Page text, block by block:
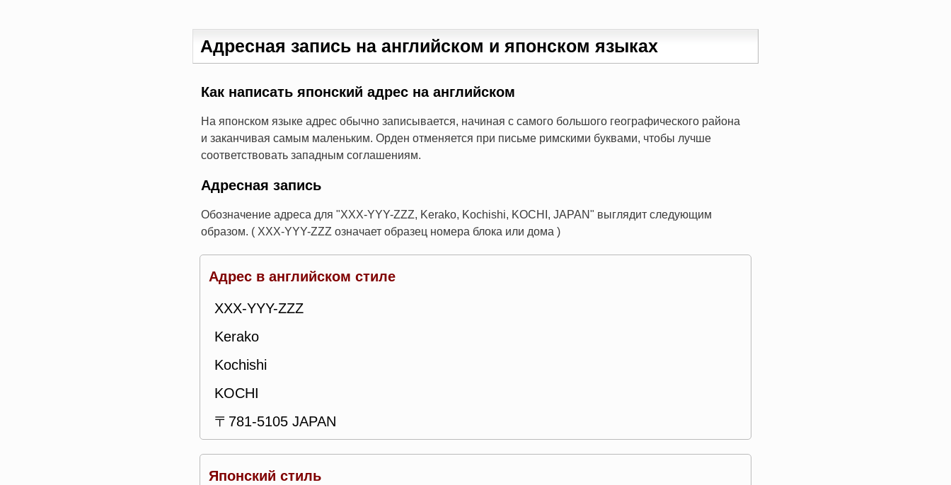
Адресная запись на английском и японском языках
Как написать японский адрес на английском
На японском языке адрес обычно записывается, начиная с самого большого географического района
и заканчивая самым маленьким. Орден отменяется при письме римскими буквами, чтобы лучше
соответствовать западным соглашениям.
Адресная запись
Обозначение адреса для "XXX-YYY-ZZZ, Kerako, Kochishi, KOCHI, JAPAN" выглядит следующим
образом. ( XXX-YYY-ZZZ означает образец номера блока или дома )
Адрес в английском стиле
XXX-YYY-ZZZ
Kerako
Kochishi
KOCHI
〒781-5105 JAPAN
Японский стиль